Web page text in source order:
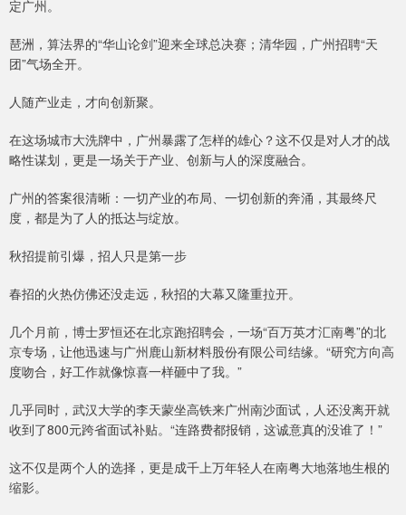
定广州。
琶洲，算法界的“华山论剑”迎来全球总决赛；清华园，广州招聘“天
团”气场全开。
人随产业走，才向创新聚。
在这场城市大洗牌中，广州暴露了怎样的雄心？这不仅是对人才的战
略性谋划，更是一场关于产业、创新与人的深度融合。
广州的答案很清晰：一切产业的布局、一切创新的奔涌，其最终尺
度，都是为了人的抵达与绽放。
秋招提前引爆，招人只是第一步
春招的火热仿佛还没走远，秋招的大幕又隆重拉开。
几个月前，博士罗恒还在北京跑招聘会，一场“百万英才汇南粤”的北
京专场，让他迅速与广州鹿山新材料股份有限公司结缘。“研究方向高
度吻合，好工作就像惊喜一样砸中了我。”
几乎同时，武汉大学的李天蒙坐高铁来广州南沙面试，人还没离开就
收到了800元跨省面试补贴。“连路费都报销，这诚意真的没谁了！”
这不仅是两个人的选择，更是成千上万年轻人在南粤大地落地生根的
缩影。